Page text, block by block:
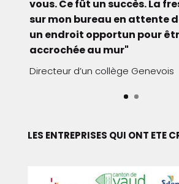
LES ENTREPRISES QUI ONT ETE